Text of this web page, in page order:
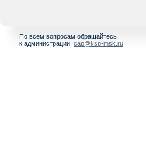
По всем вопросам обращайтесь
к администрации: cap@ksp-msk.ru